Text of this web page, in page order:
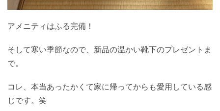
アメニティはふる完備！
そして寒い季節なので、新品の温かい靴下のプレゼントま
で。
コレ、本当あったかくて家に帰ってからも愛用している感
じです。笑